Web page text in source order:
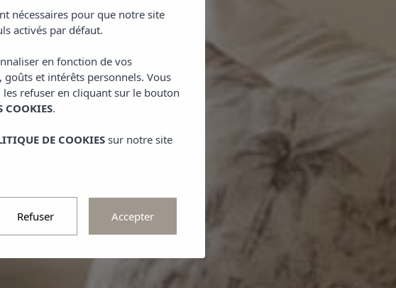
nécessaires pour que notre site
activés par défaut.
en fonction de vos
et intérêts personnels. Vous
les refuser en cliquant sur le bouton
COOKIES.
DE COOKIESsur notre site
Refuser Accepter